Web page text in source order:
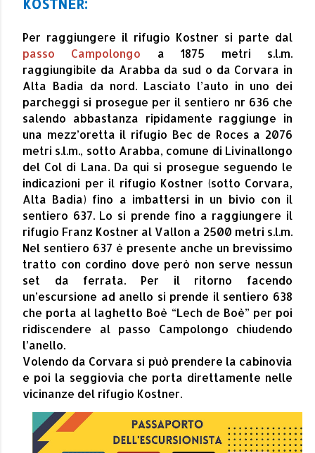
KOSTNER:
Per raggiungere il rifugio Kostner si parte dal
passo Campolongo a 1875 metri s.l.m.
raggiungibile da Arabba da sud o da Corvara in
Alta Badia da nord. Lasciato l’auto in uno dei
parcheggi si prosegue per il sentiero nr 636 che
salendo abbastanza ripidamente raggiunge in
una mezz’oretta il rifugio Bec de Roces a 2076
metri s.l.m., sotto Arabba, comune di Livinallongo
del Col di Lana. Da qui si prosegue seguendo le
indicazioni per il rifugio Kostner (sotto Corvara,
Alta Badia) fino a imbattersi in un bivio con il
sentiero 637. Lo si prende fino a raggiungere il
rifugio Franz Kostner al Vallon a 2500 metri s.l.m.
Nel sentiero 637 è presente anche un brevissimo
tratto con cordino dove però non serve nessun
set da ferrata. Per il ritorno facendo
un’escursione ad anello si prende il sentiero 638
che porta al laghetto Boè “Lech de Boè” per poi
ridiscendere al passo Campolongo chiudendo
l’anello.
Volendo da Corvara si può prendere la cabinovia
e poi la seggiovia che porta direttamente nelle
vicinanze del rifugio Kostner.